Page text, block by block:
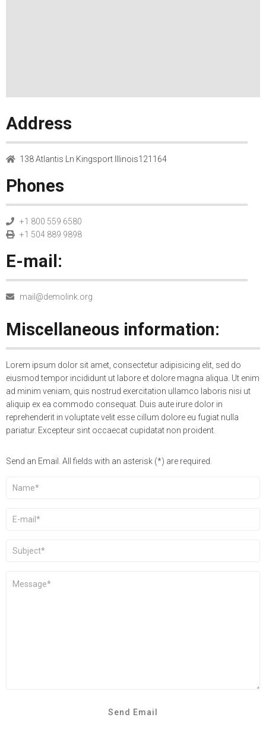
Address
138 Atlantis Ln Kingsport Illinois121164
Phones
+1 800 559 6580
+1 504 889 9898
E-mail:
mail@demolink.org
Miscellaneous information:
Lorem ipsum dolor sit amet, consectetur adipisicing elit, sed do
eiusmod tempor incididunt ut labore et dolore magna aliqua. Ut enim
ad minim veniam, quis nostrud exercitation ullamco laboris nisi ut
aliquip ex ea commodo consequat. Duis aute irure dolor in
reprehenderit in voluptate velit esse cillum dolore eu fugiat nulla
pariatur. Excepteur sint occaecat cupidatat non proident.
Send an Email. All fields with an asterisk (*) are required.